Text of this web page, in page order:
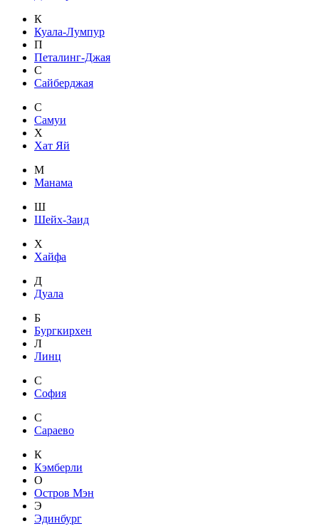
К
Куала-Лумпур
П
Петалинг-Джая
С
Сайберджая
С
Самуи
Х
Хат Яй
М
Манама
Ш
Шейх-Заид
Х
Хайфа
Д
Дуала
Б
Бургкирхен
Л
Линц
С
София
С
Сараево
К
Кэмберли
О
Остров Мэн
Э
Эдинбург